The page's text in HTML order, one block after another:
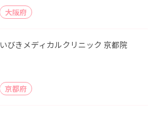
大阪府
いびきメディカルクリニック 京都院
京都府